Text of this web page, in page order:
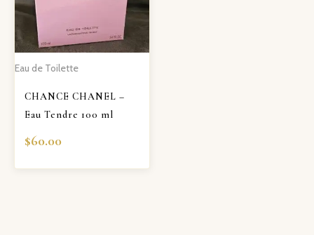
Eau de Toilette
CHANCE CHANEL –
Eau Tendre 100 ml
$60.00